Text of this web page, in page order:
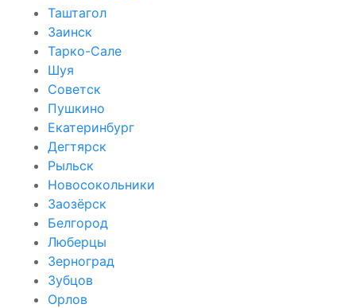
Таштагол
Заинск
Тарко-Сале
Шуя
Советск
Пушкино
Екатеринбург
Дегтярск
Рыльск
Новосокольники
Заозёрск
Белгород
Люберцы
Зерноград
Зубцов
Орлов